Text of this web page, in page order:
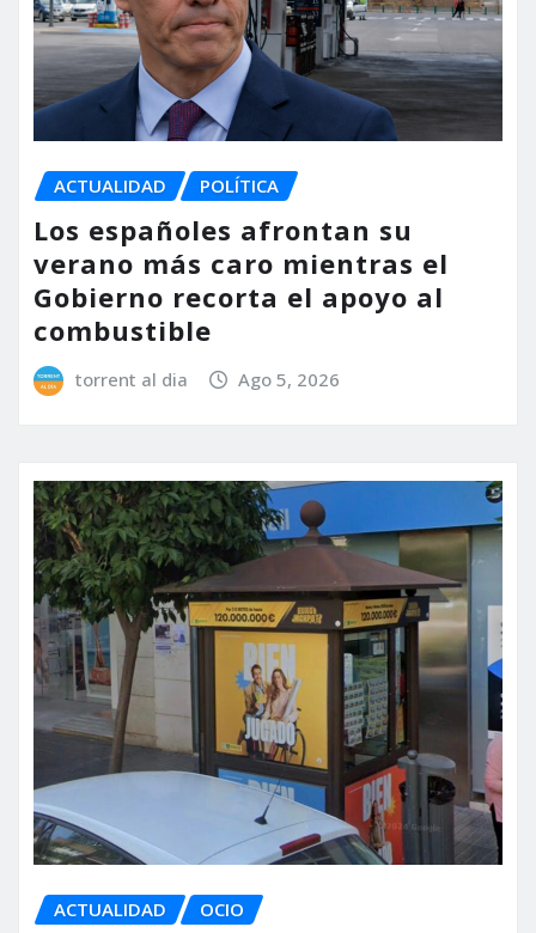
ACTUALIDAD POLÍTICA
Los españoles afrontan su
verano más caro mientras el
Gobierno recorta el apoyo al
combustible
torrent al dia Ago 5, 2026
ACTUALIDAD OCIO